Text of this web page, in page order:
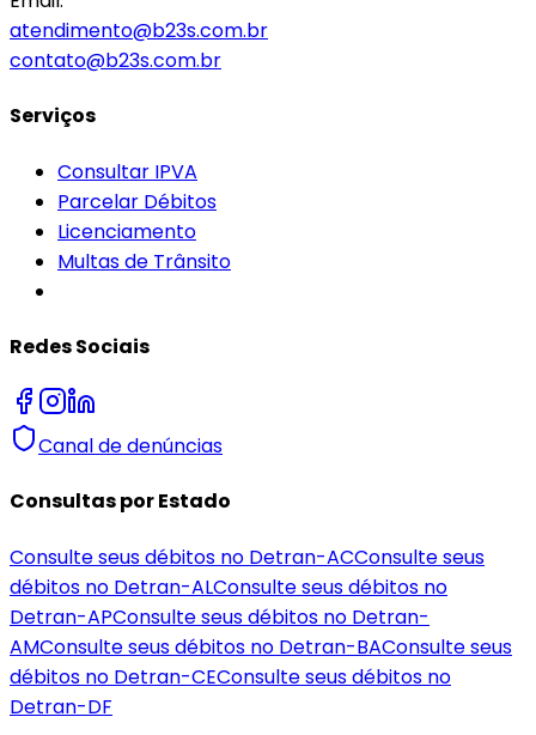
atendimento@b23s.com.br
contato@b23s.com.br
Serviços
Consultar IPVA
Parcelar Débitos
Licenciamento
Multas de Trânsito
Redes Sociais
Canal de denúncias
Consultas por Estado
Consulte seus débitos no Detran-ACConsulte seus
débitos no Detran-ALConsulte seus débitos no
Detran-APConsulte seus débitos no Detran-
AMConsulte seus débitos no Detran-BAConsulte seus
débitos no Detran-CEConsulte seus débitos no
Detran-DF